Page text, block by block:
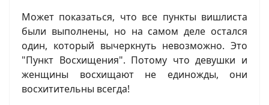
Может показаться, что все пункты вишлиста
были выполнены, но на самом деле остался
один, который вычеркнуть невозможно. Это
"Пункт Восхищения". Потому что девушки и
женщины восхищают не единожды, они
восхитительны всегда!